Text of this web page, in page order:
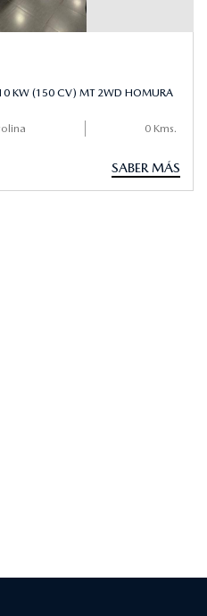
KW (150 CV) MT 2WD HOMURA
0 Kms.
SABER MÁS